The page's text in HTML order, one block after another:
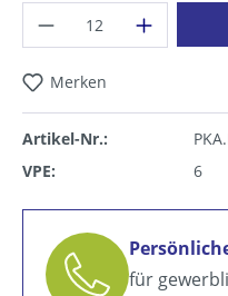
Produkt Anzahl:
Merken
Artikel-Nr.:
VPE:
6
für